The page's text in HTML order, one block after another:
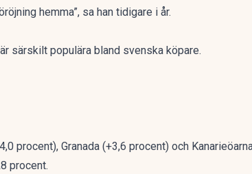
hemma”, sa han tidigare i år.
särskilt populära bland svenska köpare.
procent), Granada (+3,6 procent) och
procent.